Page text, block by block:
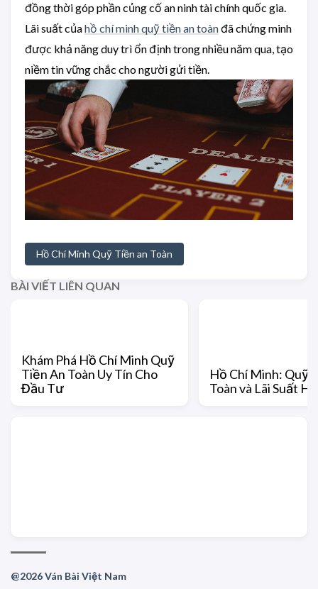
đồng thời góp phần củng cố an ninh tài chính quốc gia.
Lãi suất củahồ chí minh quỹ tiền an toànđã chứng minh
được khả năng duy trì ổn định trong nhiều năm qua, tạo
niềm tin vững chắc cho người gửi tiền.
Hồ Chí Minh Quỹ Tiền an Toàn
BÀI VIẾT LIÊN QUAN
Khám Phá Hồ Chí Minh Quỹ
Tiền An Toàn Uy Tín Cho
Đầu Tư
Hồ Chí Minh: Quỹ
Toàn và Lãi Suất
@2026 Ván Bài Việt Nam